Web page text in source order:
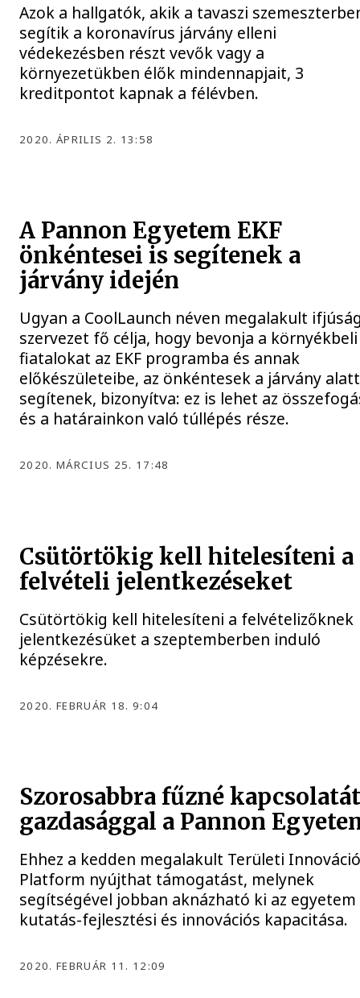
Azok a hallgatók, akik a tavaszi
segítik a koronavírus járvány elleni
védekezésben részt vevők vagy a
környezetükben élők mindennapjait, 3
kreditpontot kapnak a félévben.
2020. ÁPRILIS 2. 13:58
A Pannon Egyetem EKF
önkéntesei is segítenek a
járvány idején
Ugyan a CoolLaunch néven megalakult
szervezet fő célja, hogy bevonja a környékbeli
fiatalokat az EKF programba és annak
előkészületeibe, az önkéntesek a járvány
segítenek, bizonyítva: ez is lehet az
és a határainkon való túllépés része.
2020. MÁRCIUS 25. 17:48
Csütörtökig kell hitelesíteni a
felvételi jelentkezéseket
Csütörtökig kell hitelesíteni a felvételizőknek
jelentkezésüket a szeptemberben induló
képzésekre.
2020. FEBRUÁR 18. 9:04
Szorosabbra fűzné
gazdasággal a Pannon
Ehhez a kedden megalakult Területi
Platform nyújthat támogatást, melynek
segítségével jobban aknázható ki az egyetem
kutatás-fejlesztési és innovációs kapacitása.
2020. FEBRUÁR 11. 12:09